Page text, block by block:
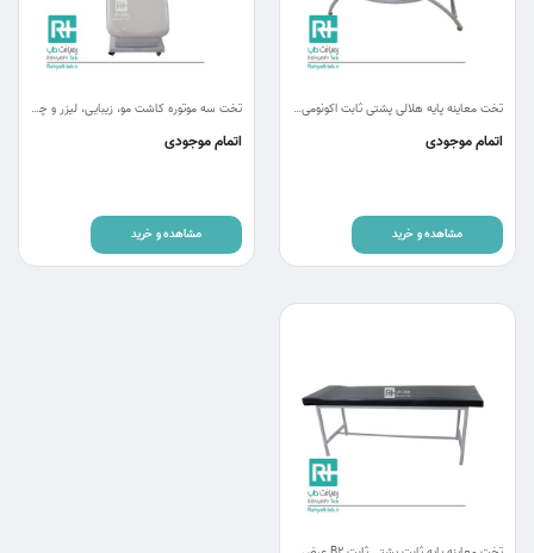
تخت معاینه پایه هلالی پشتی ثابت اکونومی rm-ch
اتمام موجودی
مشاهده و خرید
تخت سه موتوره کاشت مو، زیبایی، لیزر و چشم پزشکی اکونومی RC3-eco 2 به همراه زیر صورتی
اتمام موجودی
مشاهده و خرید